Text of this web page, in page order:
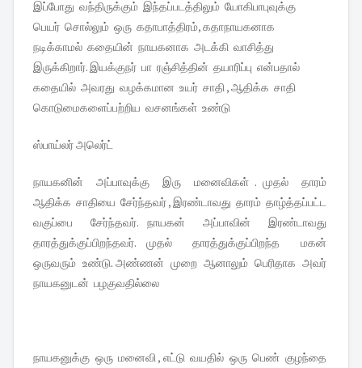
இப்போது வந்திருக்கும் இந்தப்படத்திலும் யோகிபாபுவுக்கு
பெயர் சொல்லும் ஒரு கதாபாத்திரம், கதாநாயகனாக
நடிக்காமல் கதையின் நாயகனாக அடக்கி வாசித்து
இருக்கிறார். இயக்குநர் பா ரஞ்சித்தின் தயாரிப்பு என்பதால்
கதையில் அவரது வழக்கமான உயர் சாதி , ஆதிக்க சாதி
கொடுமைகளைப்பற்றிய வசனங்கள் உண்டு
ஸ்பாய்லர் அலெர்ட்
நாயகனின் அப்பாவுக்கு இரு மனைவிகள் . முதல் தாரம்
ஆதிக்க சாதியை சேர்ந்தவர் , இரண்டாவது தாரம் தாழ்த்தப்பட்ட
வகுப்பை சேர்ந்தவர். நாயகன் அப்பாவின் இரண்டாவது
தாரத்துக்குப்பிறந்தவர். முதல் தாரத்துக்குப்பிறந்த மகன்
ஒருவரும் உண்டு. அண்ணன் முறை ஆனாலும் பெரிதாக அவர்
நாயகனுடன் பழகுவதில்லை
நாயகனுக்கு ஒரு மனைவி , எட்டு வயதில் ஒரு பெண் குழந்தை